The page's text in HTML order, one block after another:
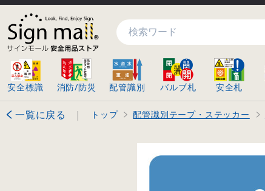
検索
安全標識 消防/防災 配管識別 バルブ札 安全札
一覧に戻る | トップ 配管識別テープ・ステッカー